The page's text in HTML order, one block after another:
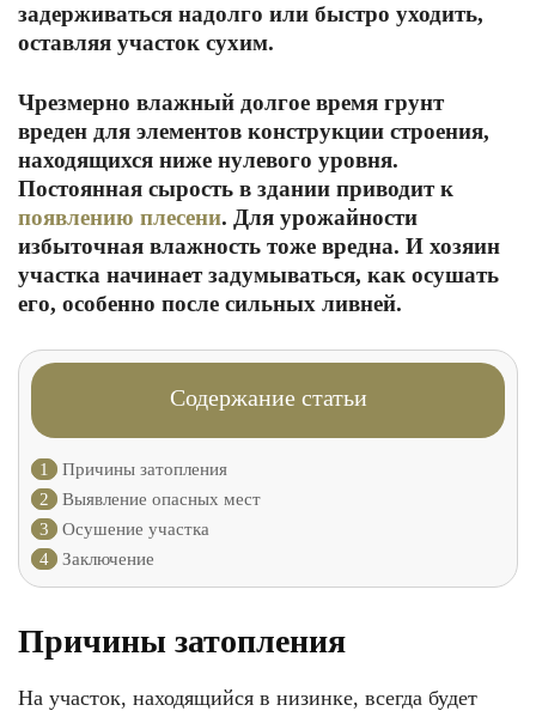
задерживаться надолго или быстро уходить,
оставляя участок сухим.
Чрезмерно влажный долгое время грунт
вреден для элементов конструкции строения,
находящихся ниже нулевого уровня.
Постоянная сырость в здании приводит к
появлению плесени. Для урожайности
избыточная влажность тоже вредна. И хозяин
участка начинает задумываться, как осушать
его, особенно после сильных ливней.
Содержание статьи
1
Причины затопления
2
Выявление опасных мест
3
Осушение участка
4
Заключение
Причины затопления
На участок, находящийся в низинке, всегда будет